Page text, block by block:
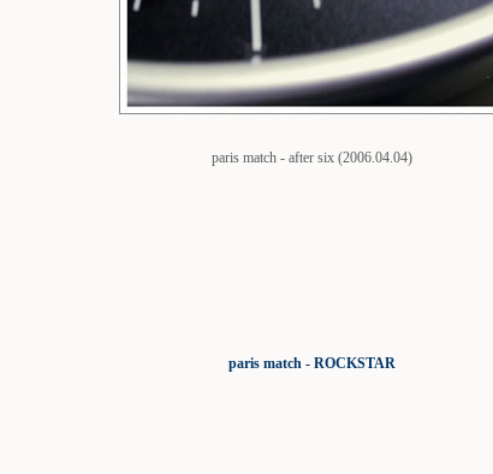
paris match - after six (2006.04.04)
paris match - ROCKSTAR